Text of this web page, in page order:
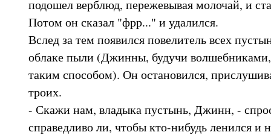
подошел верблюд, пережевывая молочай, и
Потом он сказал "фрр..." и удалился.
Вслед за тем появился повелитель всех
облаке пыли (Джинны, будучи волшебниками,
таким способом). Он остановился,
троих.
- Скажи нам, владыка пустынь, Джинн, -
справедливо ли, чтобы кто-нибудь ленился и